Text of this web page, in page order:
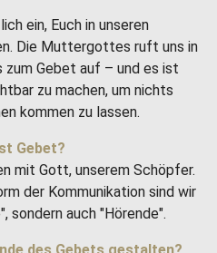
ein, Euch in unseren
Die Muttergottes ruft uns in
Gebet auf – und es ist
zu machen, um nichts
kommen zu lassen.
Gebet?
mit Gott, unserem Schöpfer.
der Kommunikation sind wir
sondern auch "Hörende".